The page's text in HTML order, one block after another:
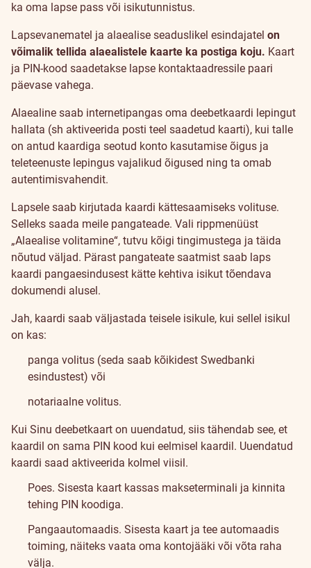
ka oma lapse pass või isikutunnistus.
Lapsevanematel ja alaealise seaduslikel esindajatel on
võimalik tellida alaealistele kaarte ka postiga koju. Kaart
ja PIN-kood saadetakse lapse kontaktaadressile paari
päevase vahega.
Alaealine saab internetipangas oma deebetkaardi lepingut
hallata (sh aktiveerida posti teel saadetud kaarti), kui talle
on antud kaardiga seotud konto kasutamise õigus ja
teleteenuste lepingus vajalikud õigused ning ta omab
autentimisvahendit.
Lapsele saab kirjutada kaardi kättesaamiseks volituse.
Selleks saada meile pangateade. Vali rippmenüüst
„Alaealise volitamine“, tutvu kõigi tingimustega ja täida
nõutud väljad. Pärast pangateate saatmist saab laps
kaardi pangaesindusest kätte kehtiva isikut tõendava
dokumendi alusel.
Jah, kaardi saab väljastada teisele isikule, kui sellel isikul
on kas:
panga volitus (seda saab kõikidest Swedbanki
esindustest) või
notariaalne volitus.
Kui Sinu deebetkaart on uuendatud, siis tähendab see, et
kaardil on sama PIN kood kui eelmisel kaardil. Uuendatud
kaardi saad aktiveerida kolmel viisil.
Poes. Sisesta kaart kassas makseterminali ja kinnita
tehing PIN koodiga.
Pangaautomaadis. Sisesta kaart ja tee automaadis
toiming, näiteks vaata oma kontojääki või võta raha
välja.